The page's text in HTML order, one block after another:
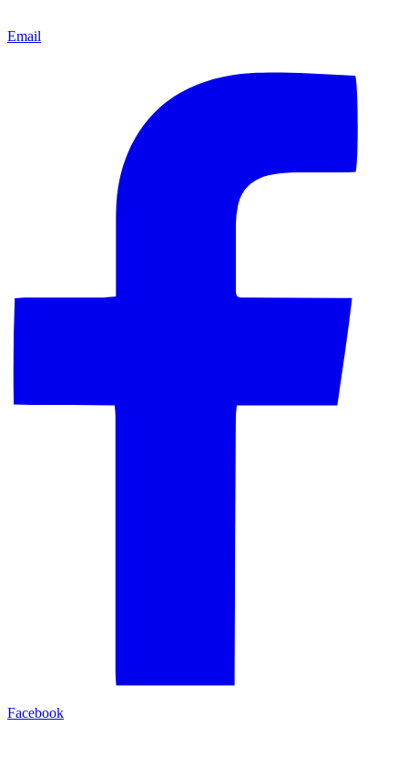
Email
Facebook